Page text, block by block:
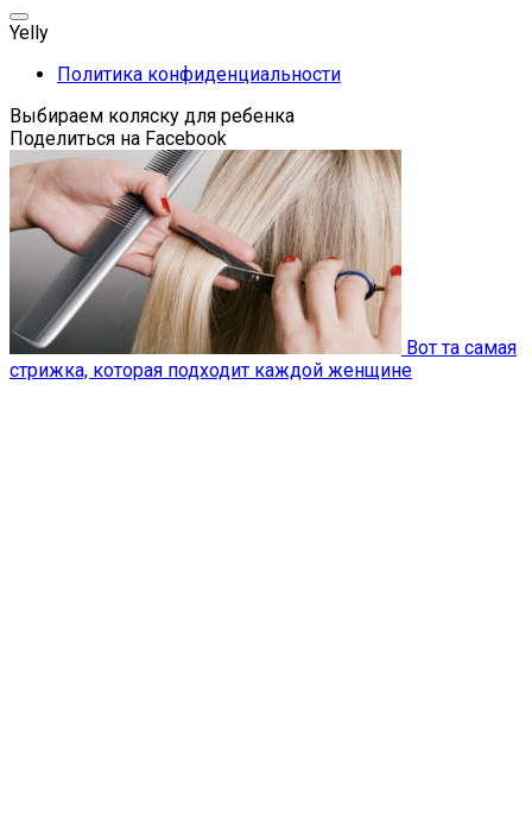
Yelly
Политика конфиденциальности
Выбираем коляску для ребенка
Поделиться на Facebook
Вот та самая
стрижка, которая подходит каждой женщине